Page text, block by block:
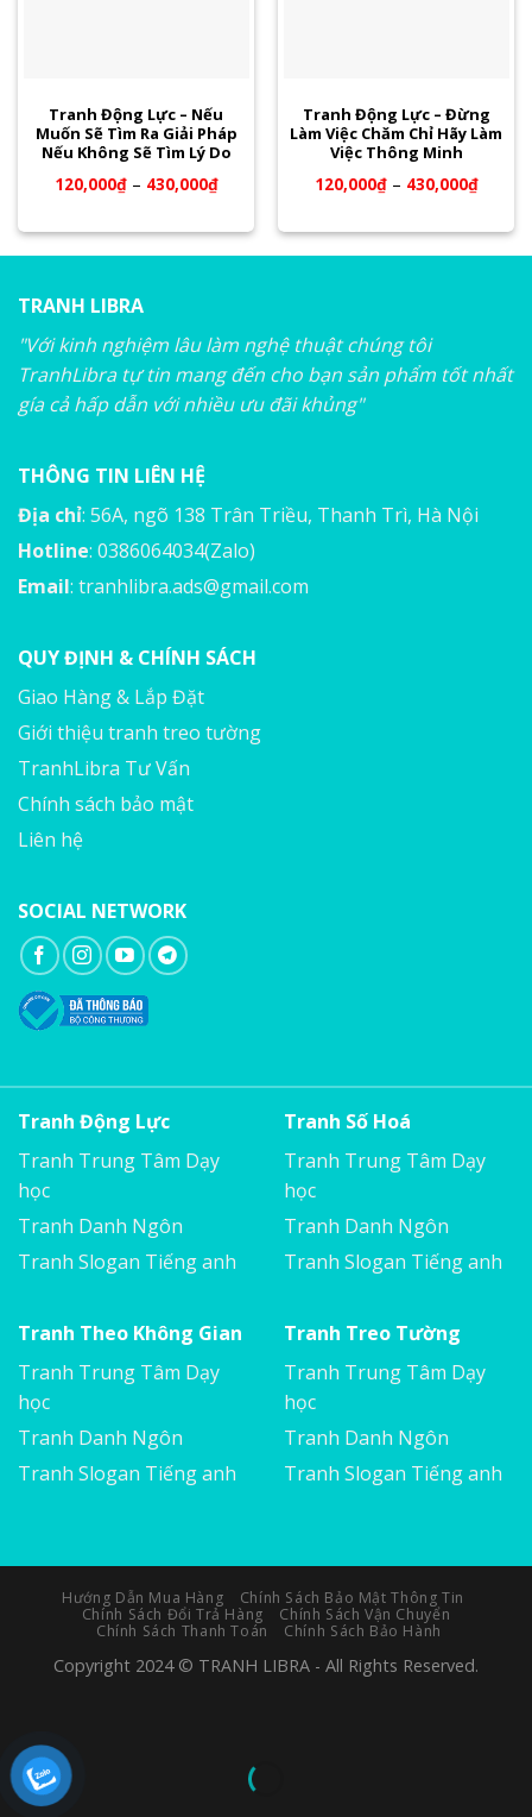
Tranh Động Lực – Nếu
Muốn Sẽ Tìm Ra Giải Pháp
Nếu Không Sẽ Tìm Lý Do
120,000₫– 430,000₫
Tranh Động Lực – Đừng
Làm Việc Chăm Chỉ Hãy Làm
Việc Thông Minh
120,000₫– 430,000₫
TRANH LIBRA
"Với kinh nghiệm lâu làm nghệ thuật chúng tôi
TranhLibra tự tin mang đến cho bạn sản phẩm tốt nhất
gía cả hấp dẫn với nhiều ưu đãi khủng"
THÔNG TIN LIÊN HỆ
Địa chỉ: 56A, ngõ 138 Trân Triều, Thanh Trì, Hà Nội
Hotline: 0386064034(Zalo)
Email: tranhlibra.ads@gmail.com
QUY ĐỊNH & CHÍNH SÁCH
Giao Hàng & Lắp Đặt
Giới thiệu tranh treo tường
TranhLibra Tư Vấn
Chính sách bảo mật
Liên hệ
SOCIAL NETWORK
Tranh Động Lực
Tranh Trung Tâm Dạy
học
Tranh Danh Ngôn
Tranh Slogan Tiếng anh
Tranh Số Hoá
Tranh Trung Tâm Dạy
học
Tranh Danh Ngôn
Tranh Slogan Tiếng anh
Tranh Theo Không Gian
Tranh Trung Tâm Dạy
học
Tranh Danh Ngôn
Tranh Slogan Tiếng anh
Tranh Treo Tường
Tranh Trung Tâm Dạy
học
Tranh Danh Ngôn
Tranh Slogan Tiếng anh
Hướng Dẫn Mua Hàng
Chính Sách Bảo Mật Thông Tin
Chính Sách Đổi Trả Hàng
Chính Sách Vận Chuyển
Chính Sách Thanh Toán
Chính Sách Bảo Hành
Copyright 2024 © TRANH LIBRA - All Rights Reserved.